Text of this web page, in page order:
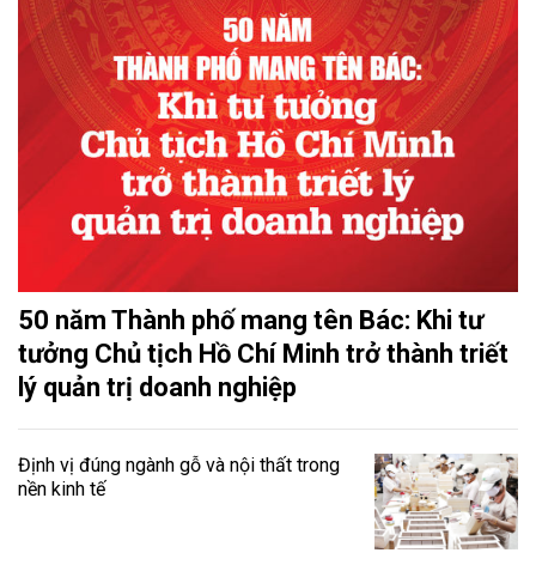
50 năm Thành phố mang tên Bác: Khi tư
tưởng Chủ tịch Hồ Chí Minh trở thành triết
lý quản trị doanh nghiệp
Định vị đúng ngành gỗ và nội thất trong
nền kinh tế